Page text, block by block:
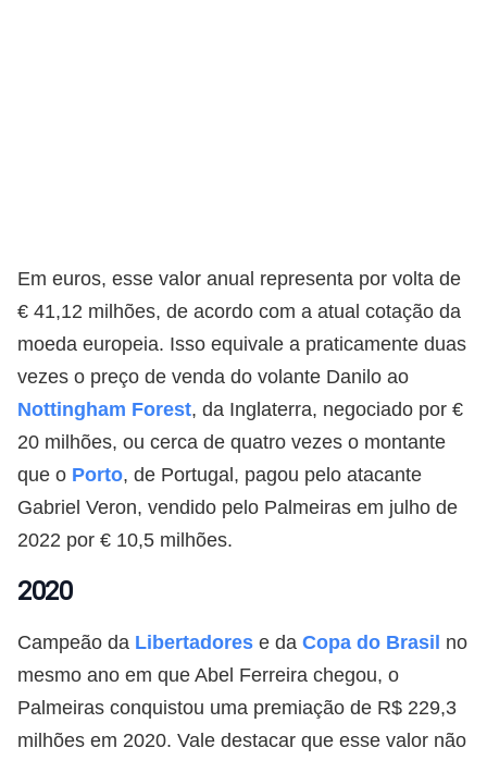
Em euros, esse valor anual representa por volta de
€ 41,12 milhões, de acordo com a atual cotação da
moeda europeia. Isso equivale a praticamente duas
vezes o preço de venda do volante Danilo ao
Nottingham Forest, da Inglaterra, negociado por €
20 milhões, ou cerca de quatro vezes o montante
que o Porto, de Portugal, pagou pelo atacante
Gabriel Veron, vendido pelo Palmeiras em julho de
2022 por € 10,5 milhões.
2020
Campeão da Libertadores e da Copa do Brasil no
mesmo ano em que Abel Ferreira chegou, o
Palmeiras conquistou uma premiação de R$ 229,3
milhões em 2020. Vale destacar que esse valor não